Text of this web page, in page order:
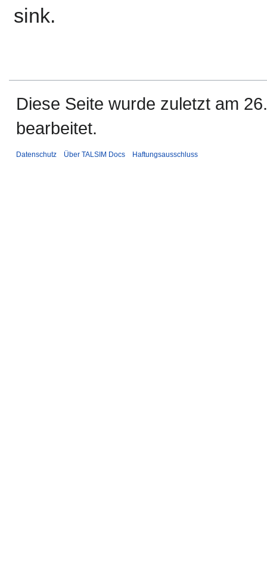
sink.
Diese Seite wurde zuletzt am
bearbeitet.
Datenschutz Über TALSIM Docs Haftungsausschluss